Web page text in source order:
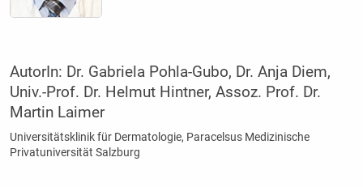
AutorIn: Dr. Gabriela Pohla-Gubo, Dr. Anja Diem,
Univ.-Prof. Dr. Helmut Hintner, Assoz. Prof. Dr.
Martin Laimer
Universitätsklinik für Dermatologie, Paracelsus ­Medizinische
Privatuniversität Salzburg